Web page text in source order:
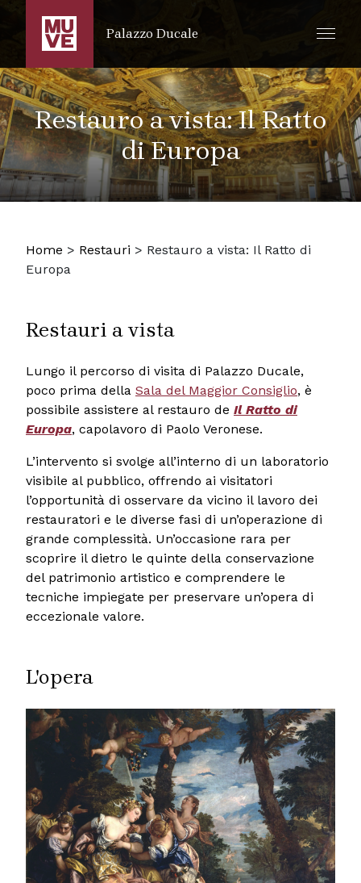
SALTA AL CONTENUTO PRINCIPALE
Palazzo Ducale
Restauro a vista: Il Ratto
di Europa
Home > Restauri > Restauro a vista: Il Ratto di
Europa
Restauri a vista
Lungo il percorso di visita di Palazzo Ducale,
poco prima della Sala del Maggior Consiglio, è
possibile assistere al restauro de Il Ratto di
Europa, capolavoro di Paolo Veronese.
L’intervento si svolge all’interno di un laboratorio
visibile al pubblico, offrendo ai visitatori
l’opportunità di osservare da vicino il lavoro dei
restauratori e le diverse fasi di un’operazione di
grande complessità. Un’occasione rara per
scoprire il dietro le quinte della conservazione
del patrimonio artistico e comprendere le
tecniche impiegate per preservare un’opera di
eccezionale valore.
L'opera